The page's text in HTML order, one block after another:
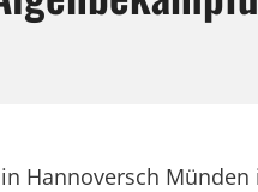
Hannoversch